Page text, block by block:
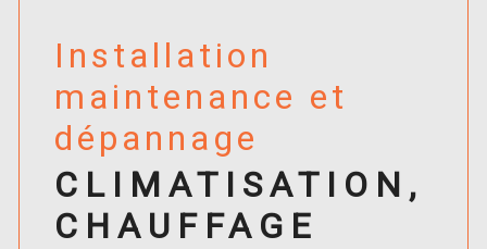
Installation
maintenance et
dépannage
CLIMATISATION,
CHAUFFAGE